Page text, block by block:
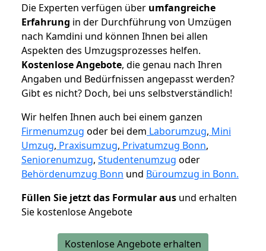
Die Experten verfügen über umfangreiche
Erfahrung in der Durchführung von Umzügen
nach Kamdini und können Ihnen bei allen
Aspekten des Umzugsprozesses helfen.
Kostenlose Angebote, die genau nach Ihren
Angaben und Bedürfnissen angepasst werden?
Gibt es nicht? Doch, bei uns selbstverständlich!
Wir helfen Ihnen auch bei einem ganzen
Firmenumzug oder bei dem Laborumzug, Mini
Umzug, Praxisumzug, Privatumzug Bonn,
Seniorenumzug, Studentenumzug oder
Behördenumzug Bonn und Büroumzug in Bonn.
Füllen Sie jetzt das Formular aus und erhalten
Sie kostenlose Angebote
Kostenlose Angebote erhalten